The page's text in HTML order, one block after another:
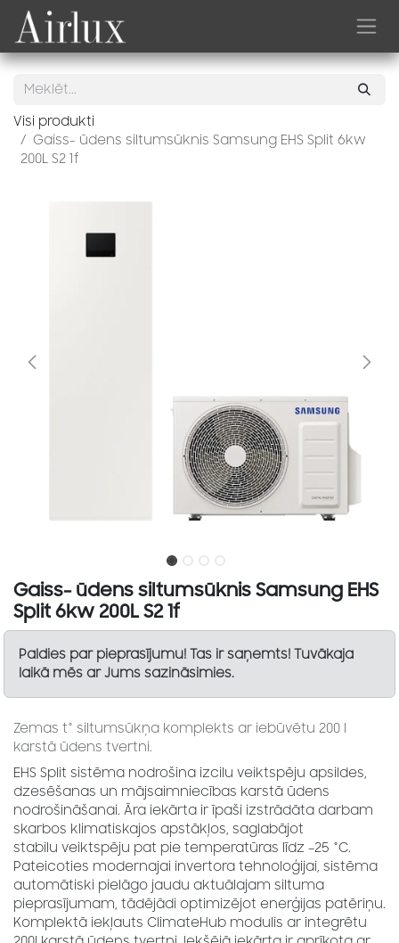
Skip to Content
Visi produkti
Gaiss- ūdens siltumsūknis Samsung EHS Split 6kw
200L S2 1f
Gaiss- ūdens siltumsūknis Samsung EHS
Split 6kw 200L S2 1f
Paldies par pieprasījumu! Tas ir saņemts! Tuvākaja
laikā mēs ar Jums sazināsimies.
Zemas t° siltumsūkņa komplekts ar iebūvētu 200 l
karstā ūdens tvertni.
EHS Split sistēma nodrošina izcilu veiktspēju apsildes,
dzesēšanas un mājsaimniecības karstā ūdens
nodrošināšanai. Āra iekārta ir īpaši izstrādāta darbam
skarbos klimatiskajos apstākļos, saglabājot
stabilu veiktspēju pat pie temperatūras līdz –25 °C.
Pateicoties modernajai invertora tehnoloģijai, sistēma
automātiski pielāgo jaudu aktuālajam siltuma
pieprasījumam, tādējādi optimizējot enerģijas patēriņu.
Komplektā iekļauts ClimateHub modulis ar integrētu